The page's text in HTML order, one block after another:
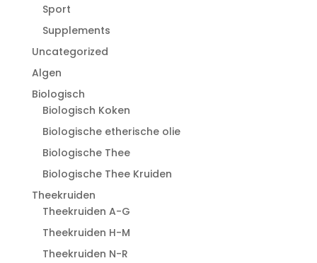
Sport
Supplements
Uncategorized
Algen
Biologisch
Biologisch Koken
Biologische etherische olie
Biologische Thee
Biologische Thee Kruiden
Theekruiden
Theekruiden A-G
Theekruiden H-M
Theekruiden N-R